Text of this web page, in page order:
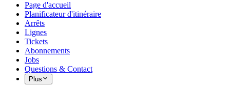
Page d'accueil
Planificateur d'itinéraire
Arrêts
Lignes
Tickets
Abonnements
Jobs
Questions & Contact
Plus